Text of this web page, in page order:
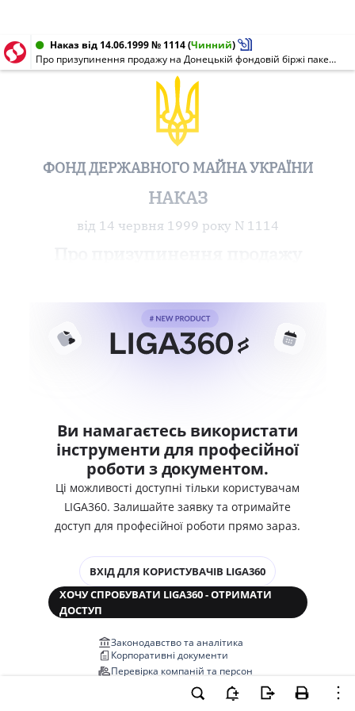
Наказ від 14.06.1999 № 1114(Чинний)
Про призупинення продажу на Донецькій фондовій біржі пакета акцій ВАТ
ФОНД ДЕРЖАВНОГО МАЙНА УКРАЇНИ
НАКАЗ
від 14 червня 1999 року N 1114
Ви намагаєтесь використати
інструменти для професійної
роботи з документом.
Ці можливості доступні тільки користувачам
LIGA360. Залишайте заявку та отримайте
доступ для професійної роботи прямо зараз.
ВХІД ДЛЯ КОРИСТУВАЧІВ LIGA360
ХОЧУ СПРОБУВАТИ LIGA360 - ОТРИМАТИ
ДОСТУП
Законодавство та аналітика
Корпоративні документи
Перевірка компаній та персон
Медіааналіз та репутація
Аналіз судової практики